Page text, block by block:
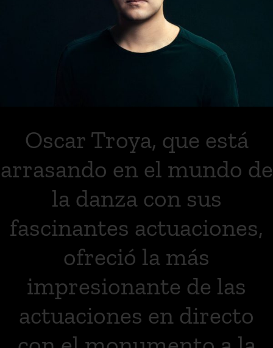
Oscar Troya, que está
arrasando en el mundo de
la danza con sus
fascinantes actuaciones,
ofreció la más
impresionante de las
actuaciones en directo